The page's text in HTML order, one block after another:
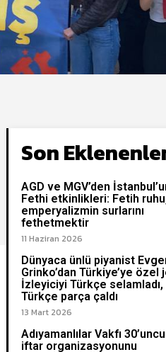
Son
AGD ve MGV’den
Fethi etkinlikleri: Fetih
emperyalizmin surlarını
fethetmektir
11 Haziran 2026
Dünyaca ünlü piyanist
Grinko’dan Türkiye’ye özel
İzleyiciyi Türkçe selamladı,
Türkçe parça çaldı
13 Mart 2026
Adıyamanlılar Vakfı 30’uncu
iftar organizasyonunu